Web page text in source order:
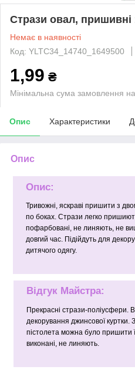
Стрази овал,
Немає в наявності
Код: YLTC34_14740_1649500
1,99 ₴
Мінімальна сума замовлення
Опис Характеристики
Опис
Опис:
Тривожні, яскраві пришити з
по боках. Стрази легко
пофарбовані, не линяють, не
довгий час. Підійдуть для
дитячого одягу.
Відгук Майстра:
Прекрасні стрази-поліусфери.
декорування джинсової куртки.
пістолета можна було пришити
виконані, не линяють.